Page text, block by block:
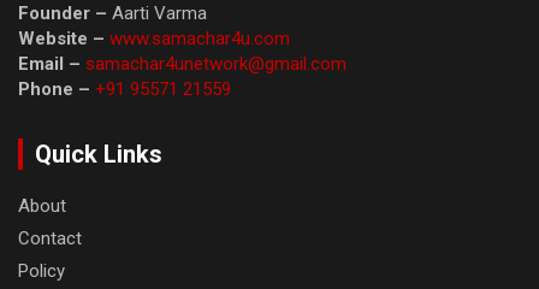
Founder – Aarti Varma
Website – www.samachar4u.com
Email – samachar4unetwork@gmail.com
Phone – +91 95571 21559
Quick Links
About
Contact
Policy